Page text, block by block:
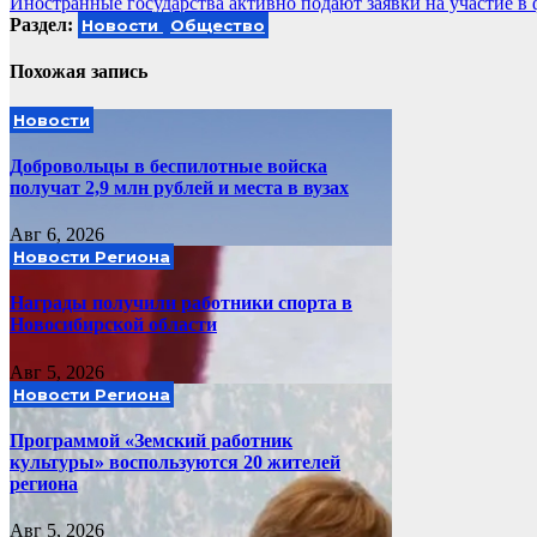
по
Раздел: Новости Общество
Похожая запись
Новости
Добровольцы в беспилотные войска
получат 2,9 млн рублей и места в вузах
Авг 6, 2026
Новости Региона
Награды получили работники спорта в
Новосибирской области
Авг 5, 2026
Новости Региона
Программой «Земский работник
культуры» воспользуются 20 жителей
региона
Авг 5, 2026